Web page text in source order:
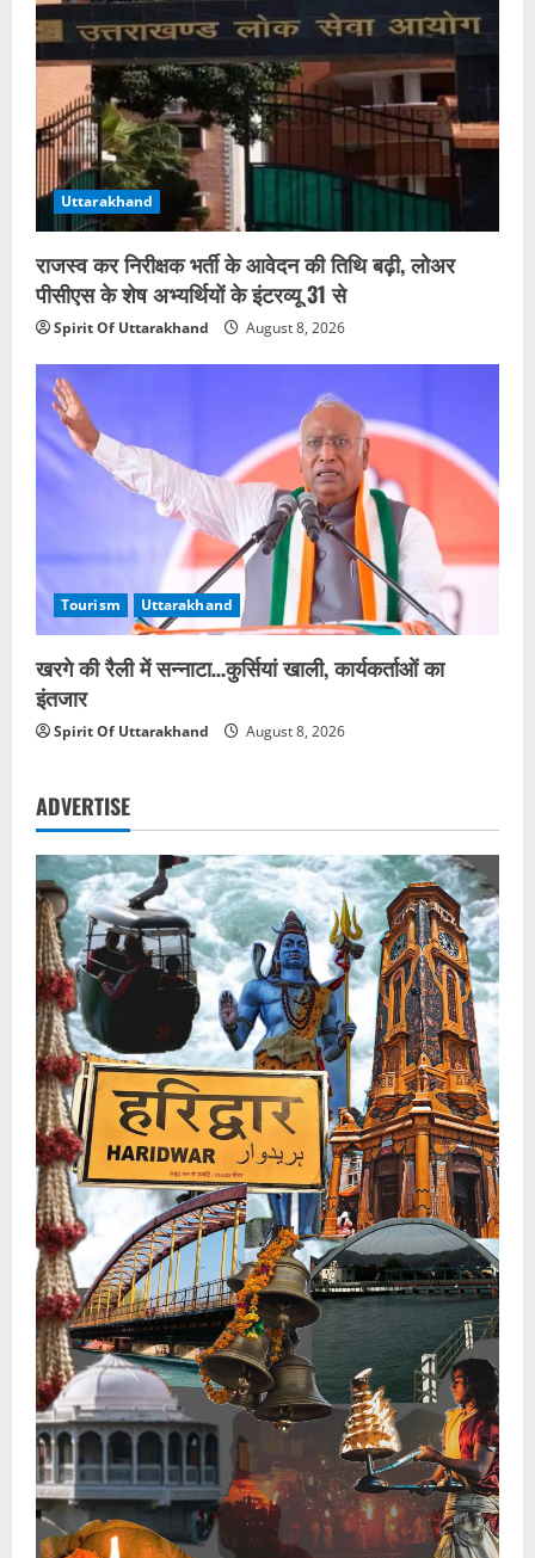
Uttarakhand
राजस्व कर निरीक्षक भर्ती के आवेदन की तिथि बढ़ी, लोअर
पीसीएस के शेष अभ्यर्थियों के इंटरव्यू 31 से
Spirit Of Uttarakhand August 8, 2026
Tourism Uttarakhand
खरगे की रैली में सन्नाटा…कुर्सियां खाली, कार्यकर्ताओं का
इंतजार
Spirit Of Uttarakhand August 8, 2026
ADVERTISE